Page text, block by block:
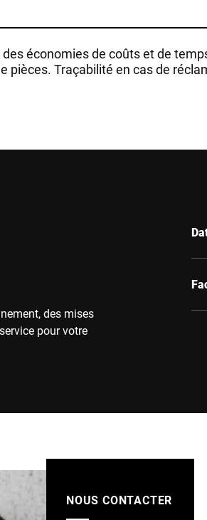
économies de coûts et de
pièces. Traçabilité en cas de
des mises
pour votre
NOUS CONTACTER